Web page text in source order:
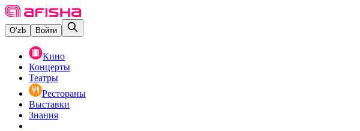
O‘zb Войти
Кино
Концерты
Театры
Рестораны
Выставки
Знания